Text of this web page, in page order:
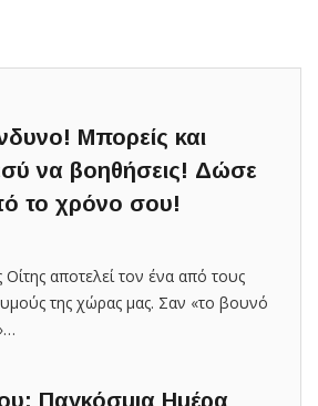
Μπορείς και
να βοηθήσεις! Δώσε
το χρόνο σου!
αποτελεί τον ένα από τους
της χώρας μας. Σαν «το βουνό
Παγκόσμια Ημέρα